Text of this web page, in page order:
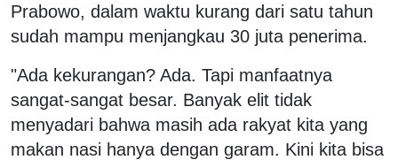
Prabowo, dalam waktu kurang dari satu tahun
sudah mampu menjangkau 30 juta penerima.
"Ada kekurangan? Ada. Tapi manfaatnya
sangat-sangat besar. Banyak elit tidak
menyadari bahwa masih ada rakyat kita yang
makan nasi hanya dengan garam. Kini kita bisa